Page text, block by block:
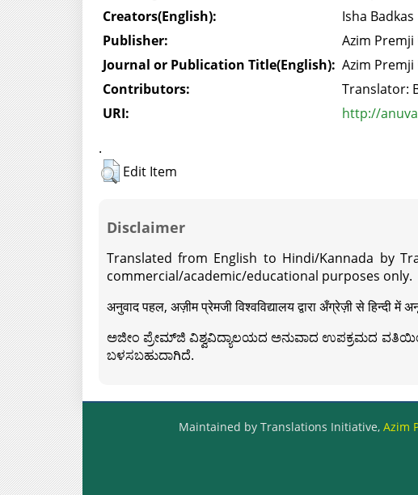
Creators(English):
Isha Badkas
Publisher:
Azim
Journal or Publication Title(English): Azim
Contributors:
Translator:
URI:
http://
.
Edit Item
Disclaimer
Translated from English to Hindi/Kannada by
commercial/academic/educational purposes only.
अनुवाद पहल, अज़ीम प्रेमजी विश्वविद्यालय द्वारा अँग्रेज़ी से
ಅಜೀಂ ಪ್ರೇಮ್‍ಜಿ ವಿಶ್ವವಿದ್ಯಾಲಯದ ಅನುವಾದ ಉಪಕ್ರಮದ ವತಿಯಿಂದ
ಬಳಸಬಹುದಾಗಿದೆ.
Maintained by Translations Initiative, Azim